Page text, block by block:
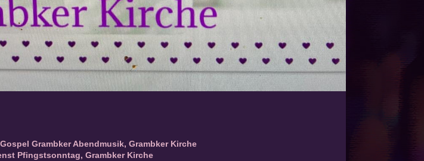
Grambker Abendmusik, Grambker Kirche
Pfingstsonntag, Grambker Kirche